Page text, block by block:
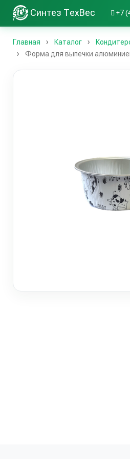
Синтез ТехВес +7
Главная Каталог
Форма для выпечки